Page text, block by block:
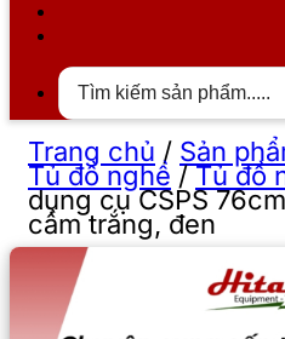
Trang chủ / Sản
Tủ đồ nghề /Tủ đồ
dụng cụ CSPS
cầm trắng, đen